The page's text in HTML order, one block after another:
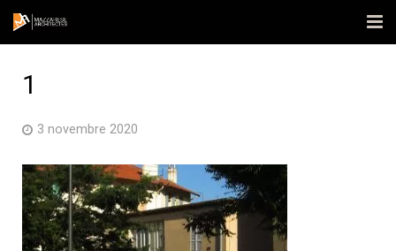
Actualités
Contact
1
3 novembre 2020